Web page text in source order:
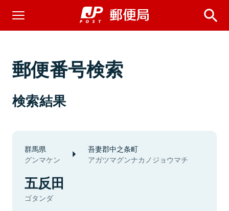
郵便番号検索
検索結果
群馬県
グンマケン
吾妻郡中之条町
アガツマグンナカノジョウマチ
五反田
ゴタンダ